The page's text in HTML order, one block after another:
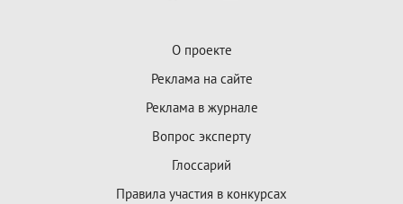
О проекте
Реклама на сайте
Реклама в журнале
Вопрос эксперту
Глоссарий
Правила участия в конкурсах